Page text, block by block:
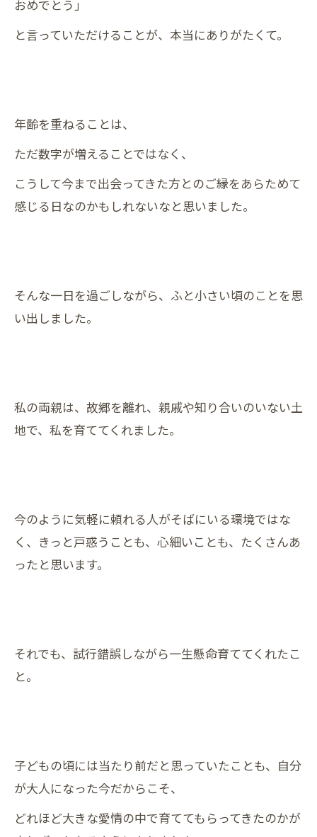
おめでとう」
と言っていただけることが、本当にありがたくて。
年齢を重ねることは、
ただ数字が増えることではなく、
こうして今まで出会ってきた方とのご縁をあらためて
感じる日なのかもしれないなと思いました。
そんな一日を過ごしながら、ふと小さい頃のことを思
い出しました。
私の両親は、故郷を離れ、親戚や知り合いのいない土
地で、私を育ててくれました。
今のように気軽に頼れる人がそばにいる環境ではな
く、きっと戸惑うことも、心細いことも、たくさんあ
ったと思います。
それでも、試行錯誤しながら一生懸命育ててくれたこ
と。
子どもの頃には当たり前だと思っていたことも、自分
が大人になった今だからこそ、
どれほど大きな愛情の中で育ててもらってきたのかが